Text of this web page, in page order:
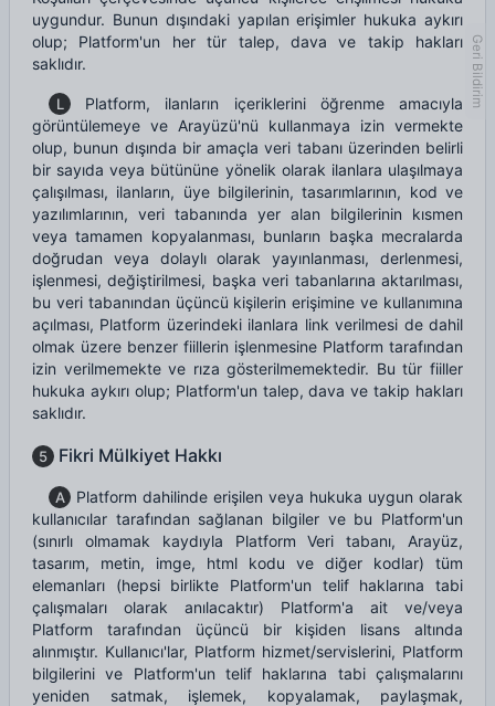
Geri Bildirim
uygundur. Bunun dışındaki yapılan erişimler hukuka aykırı
olup; Platform'un her tür talep, dava ve takip hakları
saklıdır.
L
Platform, ilanların içeriklerini öğrenme amacıyla
görüntülemeye ve Arayüzü'nü kullanmaya izin vermekte
olup, bunun dışında bir amaçla veri tabanı üzerinden belirli
bir sayıda veya bütününe yönelik olarak ilanlara ulaşılmaya
çalışılması, ilanların, üye bilgilerinin, tasarımlarının, kod ve
yazılımlarının, veri tabanında yer alan bilgilerinin kısmen
veya tamamen kopyalanması, bunların başka mecralarda
doğrudan veya dolaylı olarak yayınlanması, derlenmesi,
işlenmesi, değiştirilmesi, başka veri tabanlarına aktarılması,
bu veri tabanından üçüncü kişilerin erişimine ve kullanımına
açılması, Platform üzerindeki ilanlara link verilmesi de dahil
olmak üzere benzer fiillerin işlenmesine Platform tarafından
izin verilmemekte ve rıza gösterilmemektedir. Bu tür fiiller
hukuka aykırı olup; Platform'un talep, dava ve takip hakları
saklıdır.
5 Fikri Mülkiyet Hakkı
A
Platform dahilinde erişilen veya hukuka uygun olarak
kullanıcılar tarafından sağlanan bilgiler ve bu Platform'un
(sınırlı olmamak kaydıyla Platform Veri tabanı, Arayüz,
tasarım, metin, imge, html kodu ve diğer kodlar) tüm
elemanları (hepsi birlikte Platform'un telif haklarına tabi
çalışmaları olarak anılacaktır) Platform'a ait ve/veya
Platform tarafından üçüncü bir kişiden lisans altında
alınmıştır. Kullanıcı'lar, Platform hizmet/servislerini, Platform
bilgilerini ve Platform'un telif haklarına tabi çalışmalarını
yeniden satmak, işlemek, kopyalamak, paylaşmak,